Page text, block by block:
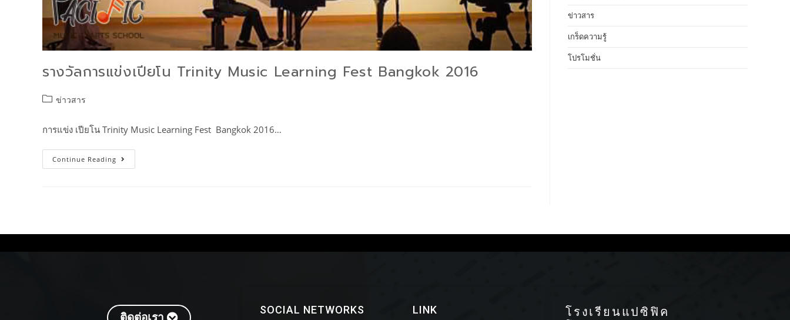
รางวัลการแข่งเปียโน Trinity Music Learning Fest Bangkok 2016
ข่าวสาร
การแข่ง เปียโน Trinity Music Learning Fest Bangkok 2016…
Continue Reading
ข่าวสาร
เกร็ดความรู้
โปรโมชั่น
SOCIAL NETWORKS LINK
โรงเรียนแปซิฟิค